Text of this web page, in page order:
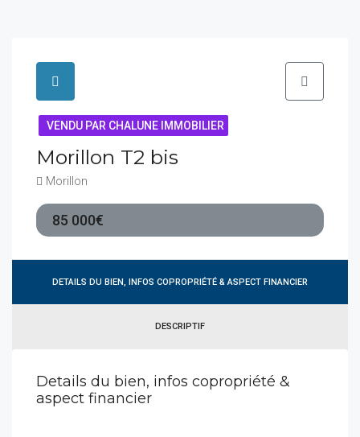
VENDU PAR CHALUNE IMMOBILIER
Morillon T2 bis
Morillon
85 000€
DETAILS DU BIEN, INFOS COPROPRIÉTÉ & ASPECT FINANCIER
DESCRIPTIF
Details du bien, infos copropriété &
aspect financier